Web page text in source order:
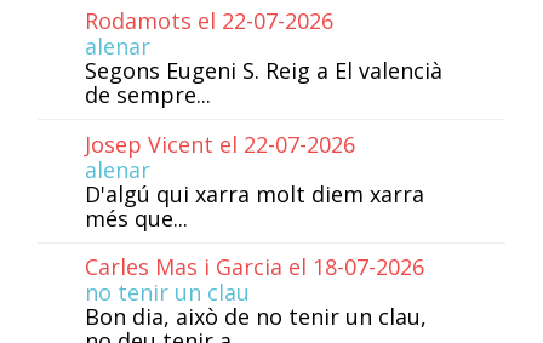
Rodamots el 22-07-2026
alenar
Segons Eugeni S. Reig a El valencià
de sempre...
Josep Vicent el 22-07-2026
alenar
D'algú qui xarra molt diem xarra
més que...
Carles Mas i Garcia el 18-07-2026
no tenir un clau
Bon dia, això de no tenir un clau,